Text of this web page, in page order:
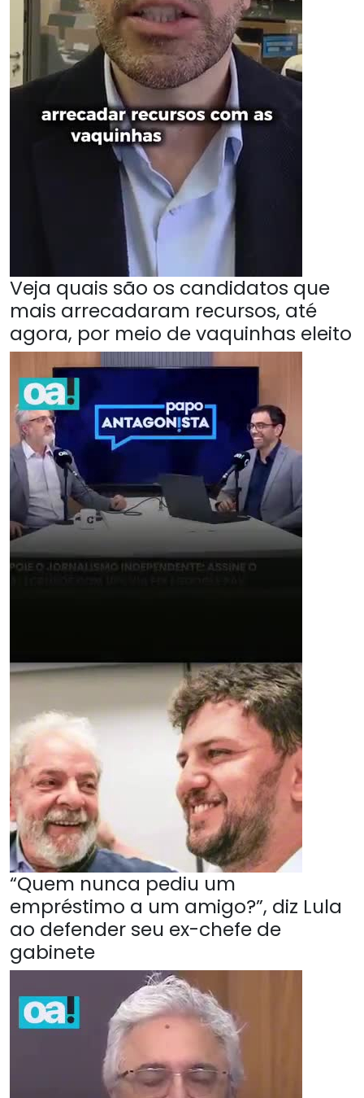
Veja quais são os candidatos que
mais arrecadaram recursos, até
agora, por meio de vaquinhas eleito
“Quem nunca pediu um
empréstimo a um amigo?”, diz Lula
ao defender seu ex-chefe de
gabinete